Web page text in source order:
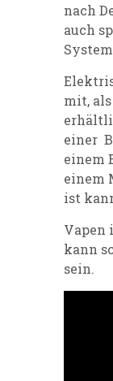
nach
auch
mit,
einer
einem
einem
ist
Vapen
kann
sein.